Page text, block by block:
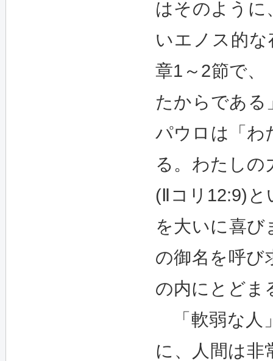
はそのように
いエノス的
章1～2節で、
たからである
パウロは「わ
る。わたしの
(Ⅱコリ12:9)
を大いに喜び
の御名を呼び
の内にとどま
「軟弱な人
に、人間は非